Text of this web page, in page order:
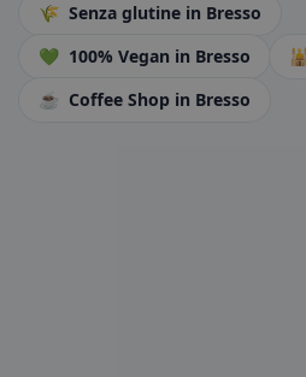
🌾 Senza glutine in Bresso
💚 100% Vegan in Bresso
☕ Coffee Shop in Bresso